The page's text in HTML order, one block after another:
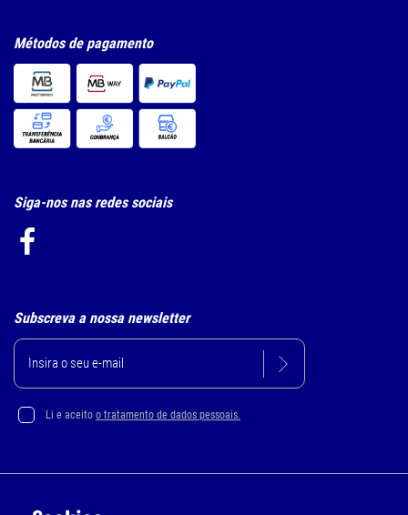
Métodos de pagamento
Siga-nos nas redes sociais
Subscreva a nossa newsletter
Li e aceito o tratamento de dados pessoais.